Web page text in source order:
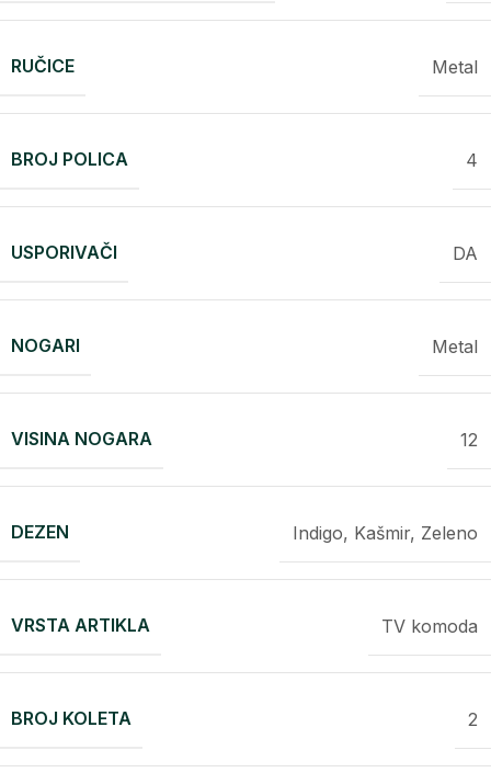
RUČICE Metal
BROJ POLICA 4
USPORIVAČI DA
NOGARI Metal
VISINA NOGARA 12
DEZEN Indigo, Kašmir, Zeleno
VRSTA ARTIKLA TV komoda
BROJ KOLETA 2